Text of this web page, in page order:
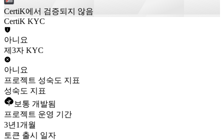
CertiK에서 검증되지 않음
CertiK KYC
아니요
제3자 KYC
아니요
프로젝트 성숙도 지표
성숙도 지표
보통 개발됨
프로젝트 운영 기간
3년 1개월
토큰 출시 일자